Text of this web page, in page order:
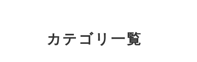
カテゴリ一覧